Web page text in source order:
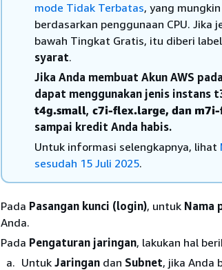
mode Tidak Terbatas, yang
berdasarkan penggunaan CPU.
bawah Tingkat Gratis, itu diberi label
syarat.
Jika Anda membuat Akun AWS
dapat menggunakan jenis instans
t4g.small, c7i-flex.large, dan
sampai kredit Anda habis.
Untuk informasi selengkapnya, lihat
sesudah 15 Juli 2025.
Pada Pasangan kunci (login), untuk Nama
Anda.
Pada Pengaturan jaringan, lakukan hal
Untuk Jaringan dan Subnet, jika Anda